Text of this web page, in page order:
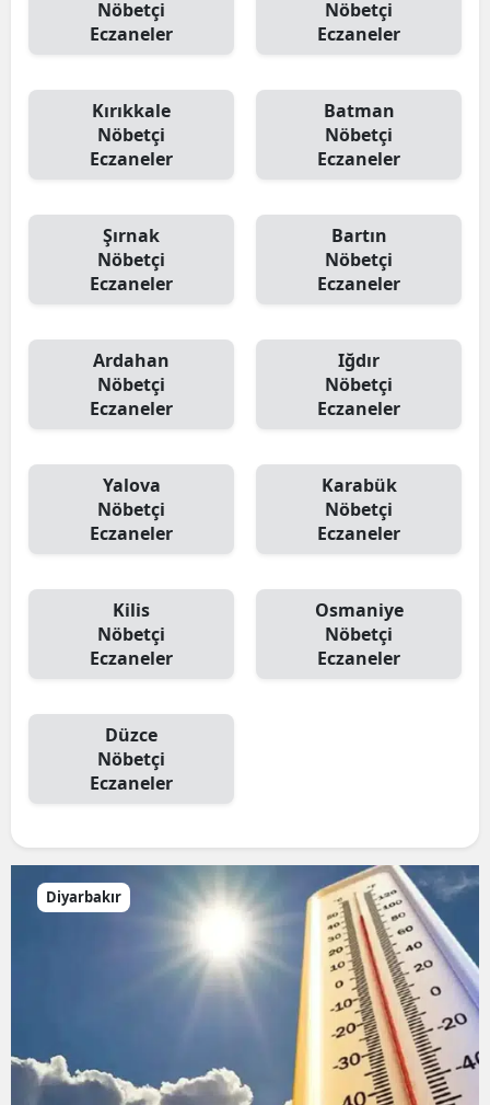
Nöbetçi
Eczaneler
Nöbetçi
Eczaneler
Kırıkkale
Nöbetçi
Eczaneler
Batman
Nöbetçi
Eczaneler
Şırnak
Nöbetçi
Eczaneler
Bartın
Nöbetçi
Eczaneler
Ardahan
Nöbetçi
Eczaneler
Iğdır
Nöbetçi
Eczaneler
Yalova
Nöbetçi
Eczaneler
Karabük
Nöbetçi
Eczaneler
Kilis
Nöbetçi
Eczaneler
Osmaniye
Nöbetçi
Eczaneler
Düzce
Nöbetçi
Eczaneler
Diyarbakır